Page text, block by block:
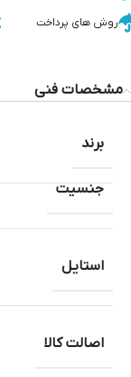
روش های پرداخت
مشخصات فنی
جنسیت
استایل
اصالت کالا
برند